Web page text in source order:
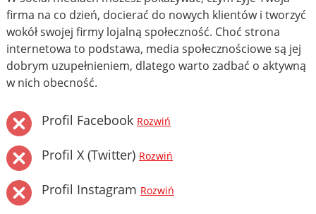
firma na co dzień, docierać do nowych klientów i tworzyć
wokół swojej firmy lojalną społeczność. Choć strona
internetowa to podstawa, media społecznościowe są jej
dobrym uzupełnieniem, dlatego warto zadbać o aktywną
w nich obecność.
Profil Facebook Rozwiń
Profil X (Twitter) Rozwiń
Profil Instagram Rozwiń